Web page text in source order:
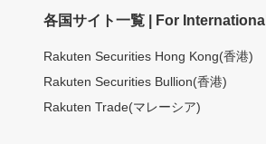
各国サイト一覧 | For International
Rakuten Securities Hong Kong(香港)
Rakuten Securities Bullion(香港)
Rakuten Trade(マレーシア)